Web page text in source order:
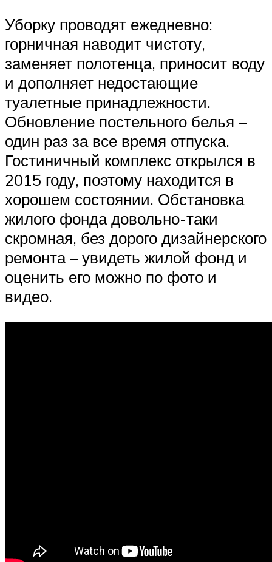
Уборку проводят ежедневно:
горничная наводит чистоту,
заменяет полотенца, приносит воду
и дополняет недостающие
туалетные принадлежности.
Обновление постельного белья –
один раз за все время отпуска.
Гостиничный комплекс открылся в
2015 году, поэтому находится в
хорошем состоянии. Обстановка
жилого фонда довольно-таки
скромная, без дорого дизайнерского
ремонта – увидеть жилой фонд и
оценить его можно по фото и
видео.